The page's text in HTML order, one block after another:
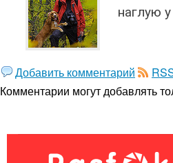
наглую
Добавить комментарий
Комментарии могут добавлять